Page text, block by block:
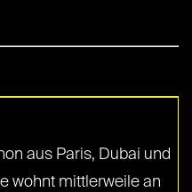
aus Paris, Dubai und
wohnt mittlerweile an